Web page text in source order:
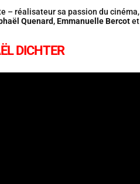
– réalisateur sa passion du cinéma,
Quenard,Emmanuelle Bercotet
DICHTER